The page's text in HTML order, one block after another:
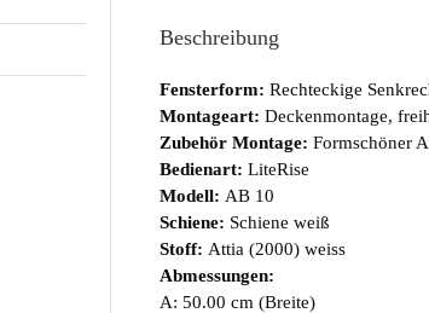
Beschreibung
Fensterform: Rechteckige
Montageart: Deckenmontage,
Zubehör Montage: Formschöner
Bedienart: LiteRise
Modell: AB 10
Schiene: Schiene weiß
Stoff: Attia (2000) weiss
Abmessungen:
A: 50.00 cm (Breite)